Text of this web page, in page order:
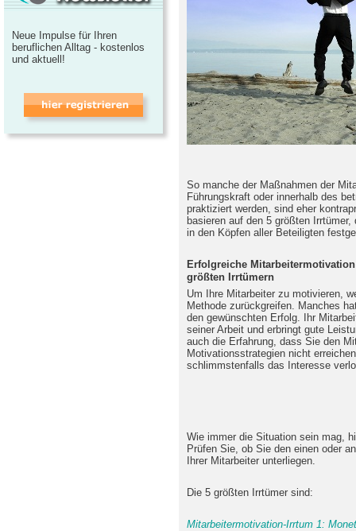
So manche der Maßnahmen der
Führungskraft oder innerhalb des
praktiziert werden, sind eher
basieren auf den 5 größten
in den Köpfen aller Beteiligten
Erfolgreiche
größten Irrtümern
Um Ihre Mitarbeiter zu motivieren,
Methode zurückgreifen. Manches
den gewünschten Erfolg. Ihr
seiner Arbeit und erbringt gute
auch die Erfahrung, dass Sie den
Motivationsstrategien nicht
schlimmstenfalls das Interesse
Wie immer die Situation sein mag,
Prüfen Sie, ob Sie den einen oder
Ihrer Mitarbeiter unterliegen.
Die 5 größten Irrtümer sind:
Mitarbeitermotivation-Irrtum 1:
Neue Impulse für Ihren
beruflichen Alltag - kostenlos
und aktuell!